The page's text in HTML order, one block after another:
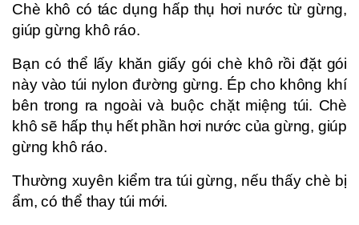
Chè khô có tác dụng hấp thụ hơi nước từ gừng,
giúp gừng khô ráo.
Bạn có thể lấy khăn giấy gói chè khô rồi đặt gói
này vào túi nylon đường gừng. Ép cho không khí
bên trong ra ngoài và buộc chặt miệng túi. Chè
khô sẽ hấp thụ hết phần hơi nước của gừng, giúp
gừng khô ráo.
Thường xuyên kiểm tra túi gừng, nếu thấy chè bị
ẩm, có thể thay túi mới.